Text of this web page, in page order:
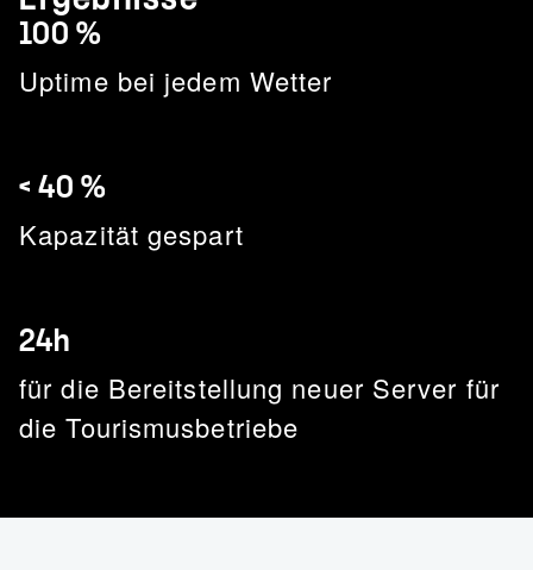
100 %
Uptime bei jedem Wetter
< 40 %
Kapazität gespart
24h
für die Bereitstellung neuer Server für
die Tourismusbetriebe